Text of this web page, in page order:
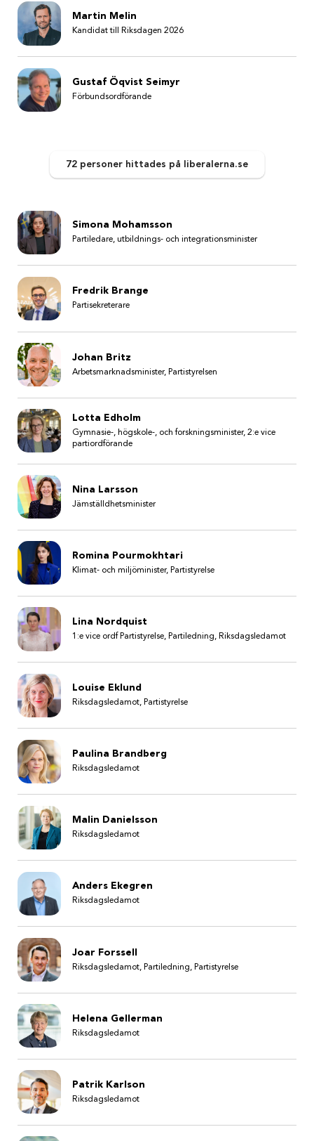
Martin Melin
Kandidat till Riksdagen 2026
Gustaf Öqvist Seimyr
Förbundsordförande
72 personer hittades på liberalerna.se
Simona Mohamsson
Partiledare, utbildnings- och integrationsminister
Fredrik Brange
Partisekreterare
Johan Britz
Arbetsmarknadsminister, Partistyrelsen
Lotta Edholm
Gymnasie-, högskole-, och forskningsminister, 2:e vice
partiordförande
Nina Larsson
Jämställdhetsminister
Romina Pourmokhtari
Klimat- och miljöminister, Partistyrelse
Lina Nordquist
1:e vice ordf Partistyrelse, Partiledning, Riksdagsledamot
Louise Eklund
Riksdagsledamot, Partistyrelse
Paulina Brandberg
Riksdagsledamot
Malin Danielsson
Riksdagsledamot
Anders Ekegren
Riksdagsledamot
Joar Forssell
Riksdagsledamot, Partiledning, Partistyrelse
Helena Gellerman
Riksdagsledamot
Patrik Karlson
Riksdagsledamot